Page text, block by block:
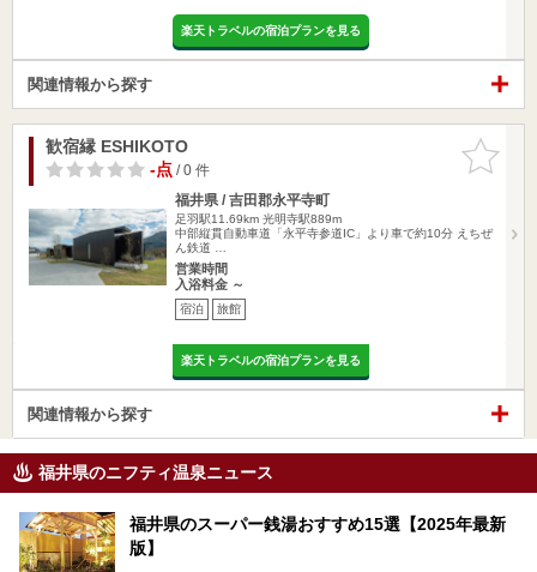
楽天トラベルの宿泊プランを見る
関連情報から探す
お気に入
りに追加
歓宿縁 ESHIKOTO
-点/ 0 件
福井県 / 吉田郡永平寺町
足羽駅11.69km 光明寺駅889m
中部縦貫自動車道「永平寺参道IC」より車で約10分 えちぜ
ん鉄道 …
営業時間
入浴料金 ～
宿泊 旅館
楽天トラベルの宿泊プランを見る
関連情報から探す
福井県のニフティ温泉ニュース
福井県のスーパー銭湯おすすめ15選【2025年最新
版】